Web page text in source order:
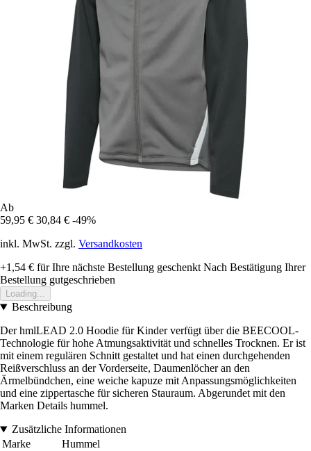
Ab
59,95 € 30,84 € -49%
inkl. MwSt. zzgl. Versandkosten
+1,54 € für Ihre nächste Bestellung geschenkt Nach Bestätigung Ihrer
Bestellung gutgeschrieben
Loading...
Beschreibung
Der hmlLEAD 2.0 Hoodie für Kinder verfügt über die BEECOOL-
Technologie für hohe Atmungsaktivität und schnelles Trocknen. Er ist
mit einem regulären Schnitt gestaltet und hat einen durchgehenden
Reißverschluss an der Vorderseite, Daumenlöcher an den
Ärmelbündchen, eine weiche kapuze mit Anpassungsmöglichkeiten
und eine zippertasche für sicheren Stauraum. Abgerundet mit den
Marken Details hummel.
Zusätzliche Informationen
Marke
Hummel